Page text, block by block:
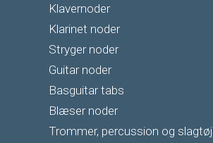
Klavernoder
Klarinet noder
Stryger noder
Guitar noder
Basguitar tabs
Blæser noder
Trommer, percussion og slagtøj